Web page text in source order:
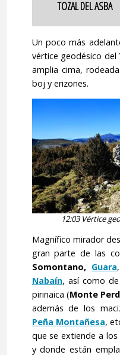
TOZAL DEL ASBA
Un poco más
vértice geodésico del
amplia cima,
boj y erizones.
12:03 Vértice
Magnífico mirador
gran parte de las
Somontano, Guara,
Nabaín, así como
pirinaica (Monte
además de los
Peña Montañesa,
que se extiende a
y donde están